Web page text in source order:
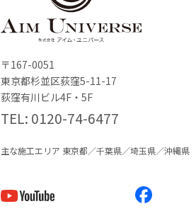
〒167-0051
東京都杉並区荻窪5-11-17
荻窪有川ビル4F・5F
TEL 0120-74-6477
主な施工エリア 東京都／千葉県／埼玉県／沖縄県